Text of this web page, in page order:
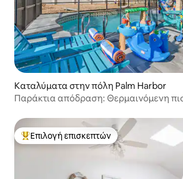
Καταλύματα στην πόλη Palm Harbor
Παράκτια απόδραση: Θερμαινόμενη
Κορυφαία επιλογή επισκεπτών
Επιλογή επισκεπτών